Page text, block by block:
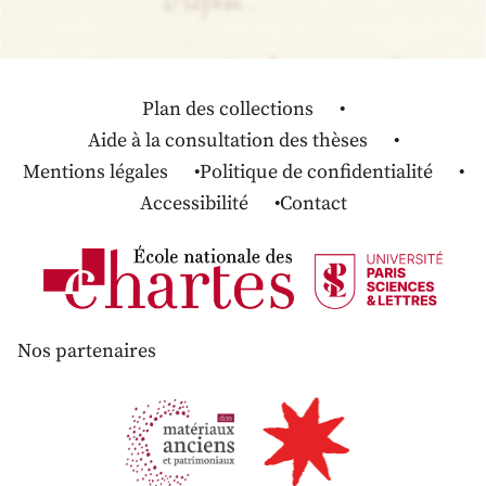
Plan des collections
Aide à la consultation des thèses
Mentions légales
Politique de confidentialité
Accessibilité
Contact
Nos partenaires